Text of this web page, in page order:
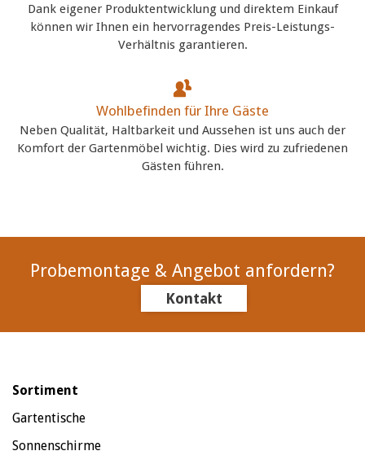
Dank eigener Produktentwicklung und direktem Einkauf
können wir Ihnen ein hervorragendes Preis-Leistungs-
Verhältnis garantieren.
Wohlbefinden für Ihre Gäste
Neben Qualität, Haltbarkeit und Aussehen ist uns auch der
Komfort der Gartenmöbel wichtig. Dies wird zu zufriedenen
Gästen führen.
Probemontage & Angebot anfordern?
Kontakt
Sortiment
Gartentische
Sonnenschirme